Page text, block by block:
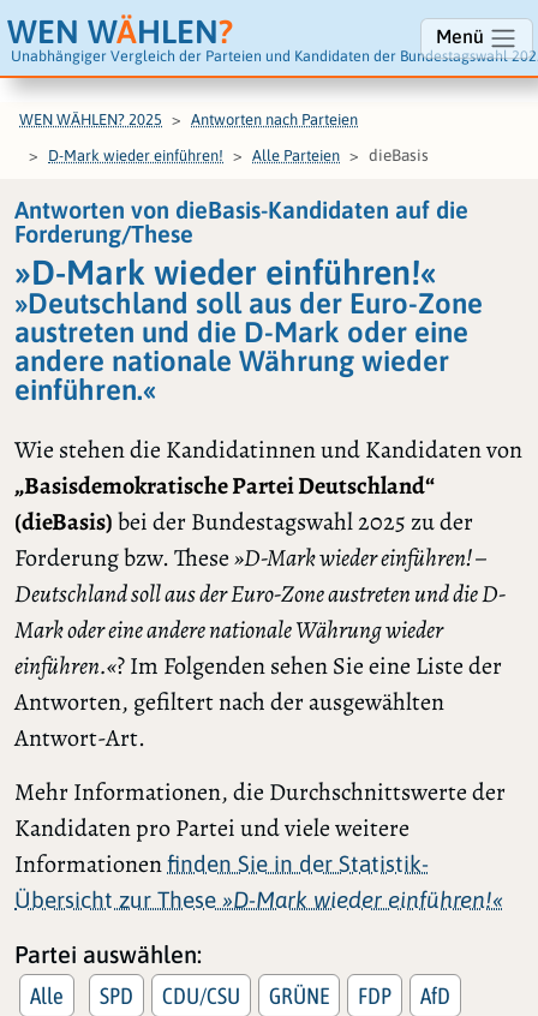
WEN WÄHLEN?
Unabhängiger Vergleich der Parteien und Kandidaten der Bundestagswahl
Menü
WEN WÄHLEN? 2025 Antworten nach Parteien
D-Mark wieder einführen! Alle Parteien dieBasis
Antworten von dieBasis-Kandidaten auf die
Forderung/These
»D-Mark wieder einführen!«
»Deutschland soll aus der Euro-Zone
austreten und die D-Mark oder eine
andere nationale Währung wieder
einführen.«
Wie stehen die Kandidatinnen und Kandidaten von
„Basisdemokratische Partei Deutschland“
(dieBasis)bei der Bundestagswahl 2025 zu der
Forderung bzw. These»D-Mark wieder einführen! –
Deutschland soll aus der Euro-Zone austreten und die D-
Mark oder eine andere nationale Währung wieder
einführen.«? Im Folgenden sehen Sie eine Liste der
Antworten, gefiltert nach der ausgewählten
Antwort-Art.
Mehr Informationen, die Durchschnittswerte der
Kandidaten pro Partei und viele weitere
Informationenfinden Sie in der Statistik-
Übersicht zur These »D-Mark wieder einführen!«
Partei auswählen:
Alle SPD CDU/CSU GRÜNE FDP
AfD